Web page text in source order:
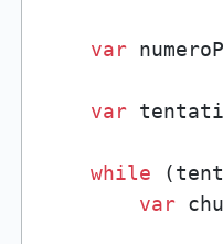
var
var
while
var